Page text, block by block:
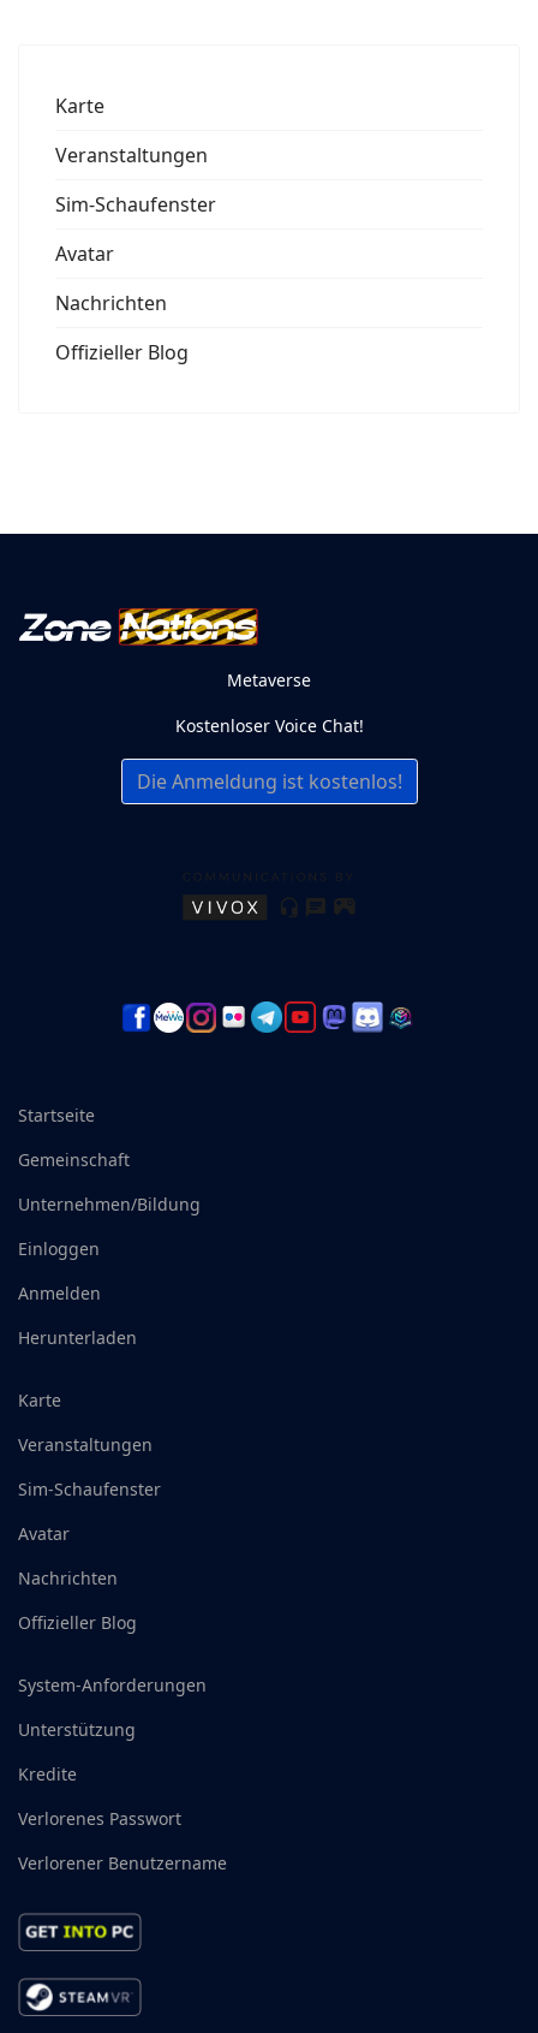
Karte
Veranstaltungen
Sim-Schaufenster
Avatar
Nachrichten
Offizieller Blog
Metaverse
Kostenloser Voice Chat!
Die Anmeldung ist kostenlos!
Startseite
Gemeinschaft
Unternehmen/Bildung
Einloggen
Anmelden
Herunterladen
Karte
Veranstaltungen
Sim-Schaufenster
Avatar
Nachrichten
Offizieller Blog
System-Anforderungen
Unterstützung
Kredite
Verlorenes Passwort
Verlorener Benutzername